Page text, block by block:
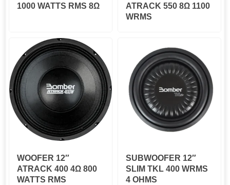
1000 WATTS RMS 8Ω
ATRACK 550 8Ω 1100
WRMS
WOOFER 12″
ATRACK 400 4Ω 800
WATTS RMS
SUBWOOFER 12″
SLIM TKL 400 WRMS
4 OHMS